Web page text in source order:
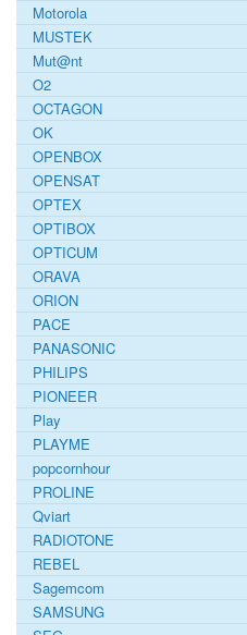
Motorola
MUSTEK
Mut@nt
O2
OCTAGON
OK
OPENBOX
OPENSAT
OPTEX
OPTIBOX
OPTICUM
ORAVA
ORION
PACE
PANASONIC
PHILIPS
PIONEER
Play
PLAYME
popcornhour
PROLINE
Qviart
RADIOTONE
REBEL
Sagemcom
SAMSUNG